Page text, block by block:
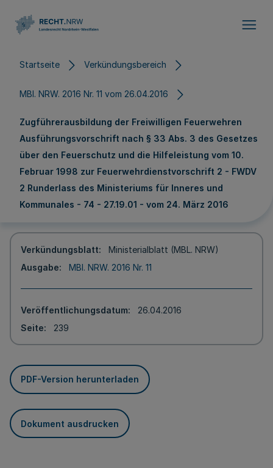
Startseite Verkündungsbereich
MBl. NRW. 2016 Nr. 11 vom 26.04.2016
Zugführerausbildung der Freiwilligen Feuerwehren
Ausführungsvorschrift nach § 33 Abs. 3 des Gesetzes
über den Feuerschutz und die Hilfeleistung vom 10.
Februar 1998 zur Feuerwehrdienstvorschrift 2 - FWDV
2 Runderlass des Ministeriums für Inneres und
Kommunales - 74 - 27.19.01 - vom 24. März 2016
Verkündungsblatt
Ministerialblatt (MBL. NRW)
Ausgabe
MBl. NRW. 2016 Nr. 11
Veröffentlichungsdatum
26.04.2016
Seite
239
PDF-Version herunterladen
Dokument ausdrucken